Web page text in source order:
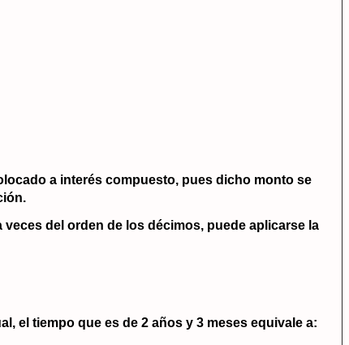
a interés compuesto, pues dicho monto se
del orden de los décimos, puede aplicarse la
el tiempo que es de 2 años y 3 meses equivale a: